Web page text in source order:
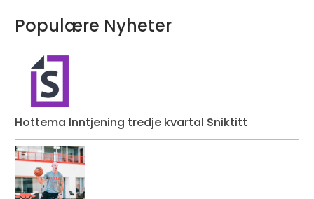
Populære Nyheter
Hottema Inntjening tredje kvartal Sniktitt